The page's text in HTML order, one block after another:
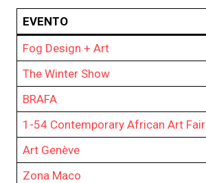
EVENTO
Fog Design + Art
The Winter Show
BRAFA
1-54 Contemporary African Art Fair
Art Genève
Zona Maco